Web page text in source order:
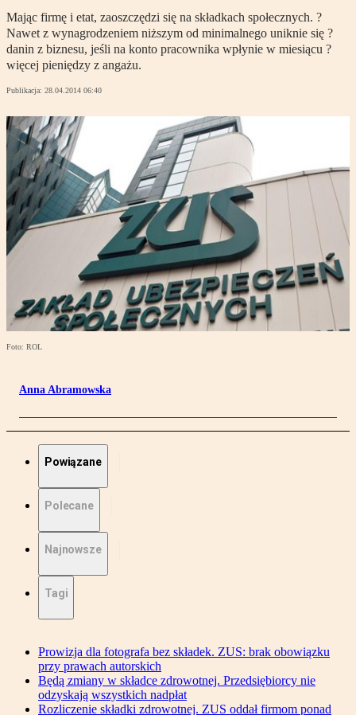
Mając firmę i etat, zaoszczędzi się na składkach społecznych. ?
Nawet z wynagrodzeniem niższym od minimalnego uniknie się ?
danin z biznesu, jeśli na konto pracownika wpłynie w miesiącu ?
więcej pieniędzy z angażu.
Publikacja: 28.04.2014 06:40
Foto: ROL
Anna Abramowska
Powiązane
Polecane
Najnowsze
Tagi
Prowizja dla fotografa bez składek. ZUS: brak obowiązku
przy prawach autorskich
Będą zmiany w składce zdrowotnej. Przedsiębiorcy nie
odzyskają wszystkich nadpłat
Rozliczenie składki zdrowotnej. ZUS oddał firmom ponad